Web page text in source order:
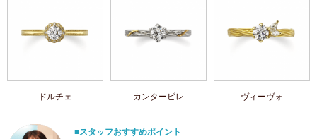
ドルチェ カンタービレ ヴィーヴォ
■スタッフおすすめポイント